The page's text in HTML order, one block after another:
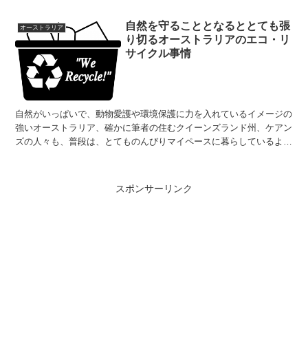
オーストラリア
自然を守ることとなるととても張
り切るオーストラリアのエコ・リ
サイクル事情
自然がいっぱいで、動物愛護や環境保護に力を入れているイメージの
強いオーストラリア、確かに筆者の住むクイーンズランド州、ケアン
ズの人々も、普段は、とてものんびりマイペースに暮らしているよう
スポンサーリンク